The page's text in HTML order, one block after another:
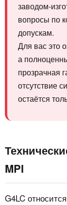
заводом-
вопросы по
допускам.
Для вас это
а
прозрачная
отсутствие
остаётся
MPI
G4LC